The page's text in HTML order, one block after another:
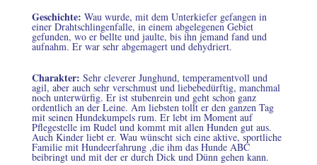
Geschichte: Wau wurde, mit dem Unterkiefer gefangen in
einer Drahtschlingenfalle, in einem abgelegenen Gebiet
gefunden, wo er bellte und jaulte, bis ihn jemand fand und
aufnahm. Er war sehr abgemagert und dehydriert.
Charakter: Sehr cleverer Junghund, temperamentvoll und
agil, aber auch sehr verschmust und liebebedürftig, manchmal
noch unterwürfig. Er ist stubenrein und geht schon ganz
ordentlich an der Leine. Am liebsten tollt er den ganzen Tag
mit seinen Hundekumpels rum. Er lebt im Moment auf
Pflegestelle im Rudel und kommt mit allen Hunden gut aus.
Auch Kinder liebt er. Wau wünscht sich eine aktive, sportliche
Familie mit Hundeerfahrung ,die ihm das Hunde ABC
beibringt und mit der er durch Dick und Dünn gehen kann.